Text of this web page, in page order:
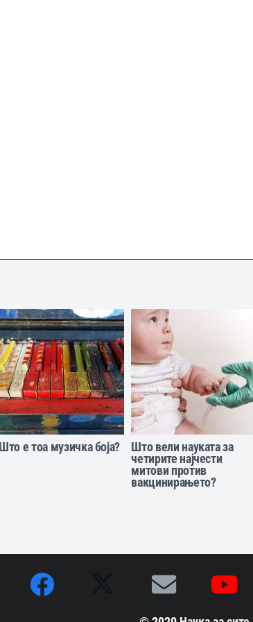
Што е тоа музичка боја?
Што вели науката за
четирите најчести
митови против
вакцинирањето?